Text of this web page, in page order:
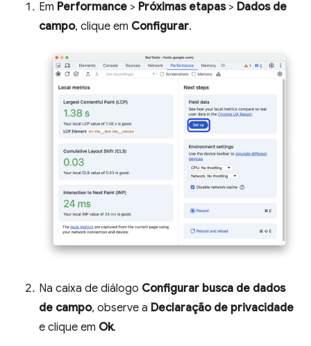
Em Performance > Próximas etapas> Dados de
campo, clique em Configurar.
Na caixa de diálogo Configurar busca de dados
de campo, observe a Declaração de privacidade
e clique em Ok.